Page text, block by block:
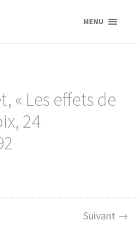
MENU
« Les effets de
24
Suivant →